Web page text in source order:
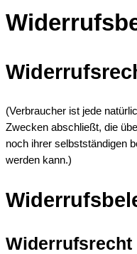
(Verbraucher ist jede
Zwecken abschließt, die
noch ihrer selbstständigen
werden kann.)
Widerrufsrecht